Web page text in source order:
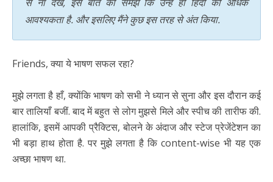
आवश्यकता है. और इसलिए मैंने कुछ इस तरह से अंत किया.
Friends, क्या ये भाषण सफल रहा?
मुझे लगता है हाँ, क्योंकि भाषण को सभी ने ध्यान से सुना और इस दौरान कई
बार तालियाँ बजीं. बाद में बहुत से लोग मुझसे मिले और स्पीच की तारीफ की.
हालांकि, इसमें आपकी प्रैक्टिस, बोलने के अंदाज और स्टेज प्रेजेंटेशन का
भी बड़ा हाथ होता है. पर मुझे लगता है कि content-wise भी यह एक
अच्छा भाषण था.